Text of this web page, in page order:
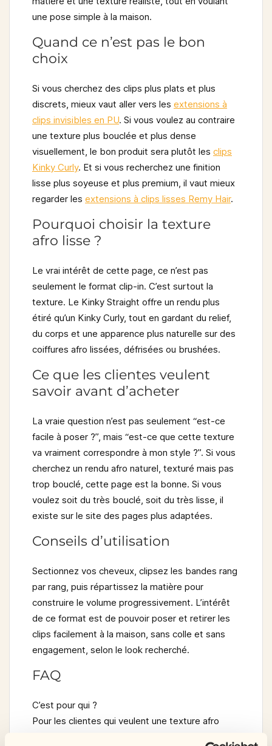
une pose simple à la maison.
Quand ce n’est pas le bon
choix
Si vous cherchez des clips plus plats et plus
discrets, mieux vaut aller vers les extensions à
clips invisibles en PU. Si vous voulez au contraire
une texture plus bouclée et plus dense
visuellement, le bon produit sera plutôt les clips
Kinky Curly. Et si vous recherchez une finition
lisse plus soyeuse et plus premium, il vaut mieux
regarder les extensions à clips lisses Remy Hair.
Pourquoi choisir la texture
afro lisse ?
Le vrai intérêt de cette page, ce n’est pas
seulement le format clip-in. C’est surtout la
texture. Le Kinky Straight offre un rendu plus
étiré qu’un Kinky Curly, tout en gardant du relief,
du corps et une apparence plus naturelle sur des
coiffures afro lissées, défrisées ou brushées.
Ce que les clientes veulent
savoir avant d’acheter
La vraie question n’est pas seulement “est-ce
facile à poser ?”, mais “est-ce que cette texture
va vraiment correspondre à mon style ?”. Si vous
cherchez un rendu afro naturel, texturé mais pas
trop bouclé, cette page est la bonne. Si vous
voulez soit du très bouclé, soit du très lisse, il
existe sur le site des pages plus adaptées.
Conseils d’utilisation
Sectionnez vos cheveux, clipsez les bandes rang
par rang, puis répartissez la matière pour
construire le volume progressivement. L’intérêt
de ce format est de pouvoir poser et retirer les
clips facilement à la maison, sans colle et sans
engagement, selon le look recherché.
FAQ
C’est pour qui ?
Pour les clientes qui veulent une texture afro